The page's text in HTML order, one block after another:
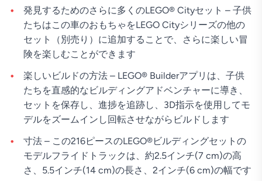
発見するためのさらに多くのLEGO® Cityセット – 子供
たちはこの車のおもちゃをLEGO Cityシリーズの他の
セット（別売り）に追加することで、さらに楽しい冒
険を楽しむことができます
楽しいビルドの方法 – LEGO® Builderアプリは、子供
たちを直感的なビルディングアドベンチャーに導き、
セットを保存し、進捗を追跡し、3D指示を使用してモ
デルをズームインし回転させながらビルドします
寸法 – この216ピースのLEGO®ビルディングセットの
モデルフライドトラックは、約2.5インチ(7 cm)の高
さ、5.5インチ(14 cm)の長さ、2インチ(6 cm)の幅です